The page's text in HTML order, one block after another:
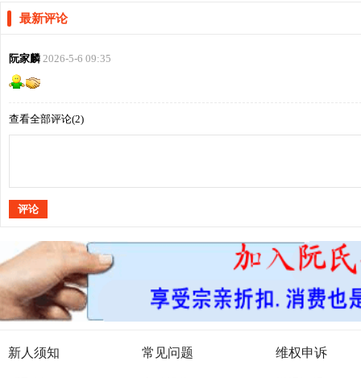
最新评论
阮家麟 2026-5-6 09:35
查看全部评论(2)
评论
新人须知 常见问题 维权申诉